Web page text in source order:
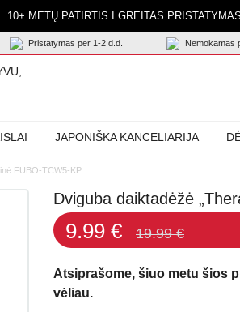
10+ METŲ PATIRTIS I GREITAS PRISTATYMAS
Pristatymas per 1-2 d.d. Nemokamas
JAPONIŠKA KANCELIARIJA
FUBO-TCW5-KP
Dviguba daiktadėžė
9.99 € 19.99 €
Atsiprašome, šiuo metu šios
vėliau.